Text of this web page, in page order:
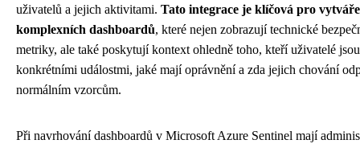
uživatelů a jejich aktivitami. Tato integrace je klíčová pro
komplexních dashboardů, které nejen zobrazují technické
metriky, ale také poskytují kontext ohledně toho, kteří uživatelé
konkrétními událostmi, jaké mají oprávnění a zda jejich chování
normálním vzorcům.
Při navrhování dashboardů v Microsoft Azure Sentinel mají